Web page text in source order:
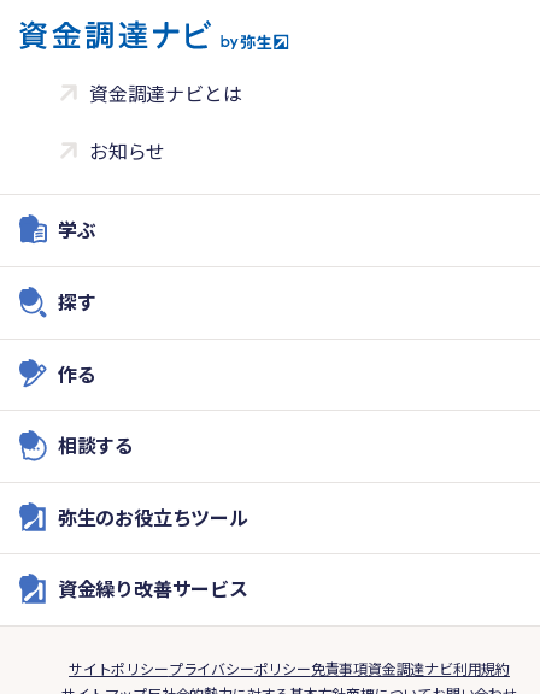
資金調達ナビとは
お知らせ
学ぶ
探す
作る
相談する
弥生のお役立ちツール
資金繰り改善サービス
サイトポリシープライバシーポリシー免責事項資金調達ナビ利用規約